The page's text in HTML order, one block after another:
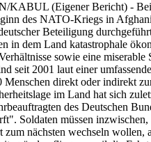
KABUL (Eigener Bericht) -
des NATO-Kriegs in
Beteiligung
in dem Land katastrophale
sowie eine miserable
seit 2001 laut einer
Menschen direkt oder indirekt
im Land hat sich
des Deutschen
Soldaten müssen
zum nächsten wechseln wollen,